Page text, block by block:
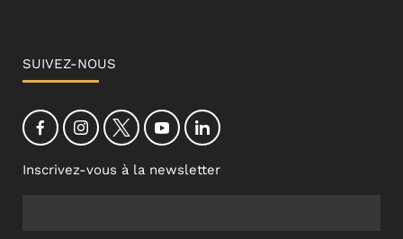
SUIVEZ-NOUS
Inscrivez-vous à la newsletter